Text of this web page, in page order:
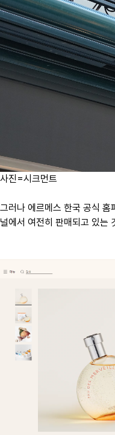
사진=시크먼트
그러나 에르메스 한국 공식
널에서 여전히 판매되고 있는